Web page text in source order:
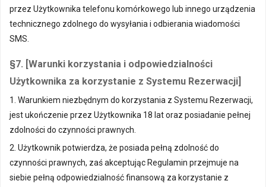
przez Użytkownika telefonu komórkowego lub innego urządzenia
technicznego zdolnego do wysyłania i odbierania wiadomości
SMS.
§7. [Warunki korzystania i odpowiedzialności
Użytkownika za korzystanie z Systemu Rezerwacji]
1. Warunkiem niezbędnym do korzystania z Systemu Rezerwacji,
jest ukończenie przez Użytkownika 18 lat oraz posiadanie pełnej
zdolności do czynności prawnych.
2. Użytkownik potwierdza, że posiada pełną zdolność do
czynności prawnych, zaś akceptując Regulamin przejmuje na
siebie pełną odpowiedzialność finansową za korzystanie z